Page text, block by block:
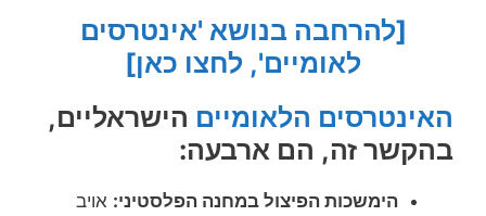
[להרחבה בנושא 'אינטרסים
לאומיים', לחצו כאן]
האינטרסים הלאומיים הישראליים,
בהקשר זה, הם ארבעה:
הימשכות הפיצול במחנה הפלסטיני: אויב